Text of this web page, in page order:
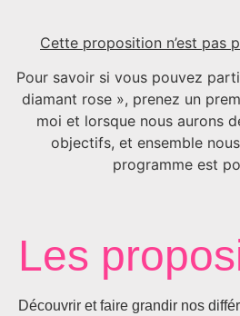
Cette proposition n’est pas
Pour savoir si vous pouvez
diamant rose », prenez un
moi et lorsque nous aurons
objectifs, et ensemble
programme est
Les
Découvrir et faire grandir nos